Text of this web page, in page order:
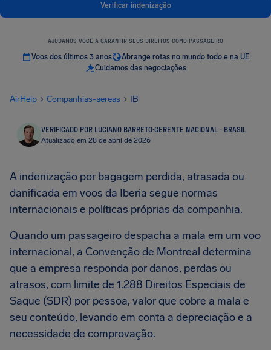
Verificar indenização
AJUDAMOS VOCÊ A GARANTIR SEUS DIREITOS COMO PASSAGEIRO
Voos dos últimos 3 anos
Abrange rotas no mundo todo e na UE
Cuidamos das negociações
AirHelp Companhias-aereas IB
VERIFICADO POR LUCIANO BARRETO·GERENTE NACIONAL - BRASIL
Atualizado em 28 de abril de 2026
A indenização por bagagem perdida, atrasada ou
danificada em voos da Iberia segue normas
internacionais e políticas próprias da companhia.
Quando um passageiro despacha a mala em um voo
internacional, a Convenção de Montreal determina
que a empresa responda por danos, perdas ou
atrasos, com limite de 1.288 Direitos Especiais de
Saque (SDR) por pessoa, valor que cobre a mala e
seu conteúdo, levando em conta a depreciação e a
necessidade de comprovação.